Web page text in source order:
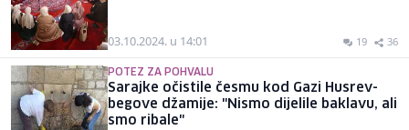
03.10.2024. u 14:01 19 36
POTEZ ZA POHVALU
Sarajke očistile česmu kod Gazi Husrev-
begove džamije: "Nismo dijelile baklavu, ali
smo ribale"